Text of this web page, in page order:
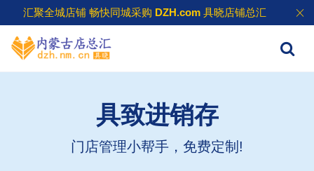
汇聚全城店铺 畅快同城采购 DZH.com 具晓店铺总汇
具致进销存
门店管理小帮手，免费定制!